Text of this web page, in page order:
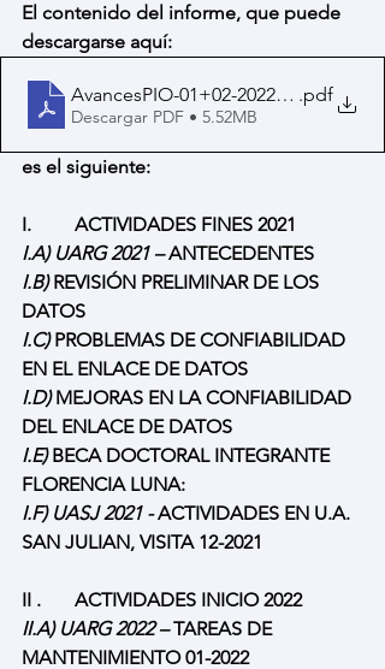
El contenido del informe, que puede
descargarse aquí:
AvancesPIO-01+02-2022(extracto)
.pdf
Descargar PDF • 5.52MB
es el siguiente:
I.         ACTIVIDADES FINES 2021
I.A) UARG 2021 – ANTECEDENTES
I.B) REVISIÓN PRELIMINAR DE LOS
DATOS
I.C) PROBLEMAS DE CONFIABILIDAD
EN EL ENLACE DE DATOS
I.D) MEJORAS EN LA CONFIABILIDAD
DEL ENLACE DE DATOS
I.E) BECA DOCTORAL INTEGRANTE
FLORENCIA LUNA:
I.F) UASJ 2021 - ACTIVIDADES EN U.A.
SAN JULIAN, VISITA 12-2021
II .       ACTIVIDADES INICIO 2022
II.A) UARG 2022 – TAREAS DE
MANTENIMIENTO 01-2022